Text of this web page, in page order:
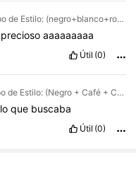
Color: Multicolor / Tipo de Estilo: (negro+blanco+rosa+gris) / Talla: 4 piezas
preciosoaaaaaaaaa
Útil (0)
Color: Multicolor / Tipo de Estilo: (Negro + Café + Caqui + Blanco) / Talla: 4 piezas
loque buscaba
Útil (0)